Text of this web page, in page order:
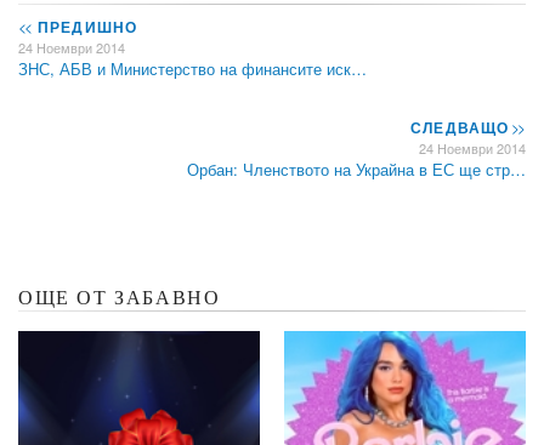
<< ПРЕДИШНО
24 Ноември 2014
ЗНС, АБВ и Министерство на финансите иск…
СЛЕДВАЩО>>
24 Ноември 2014
Орбан: Членството на Украйна в ЕС ще стр…
ОЩЕ ОТ ЗАБАВНО